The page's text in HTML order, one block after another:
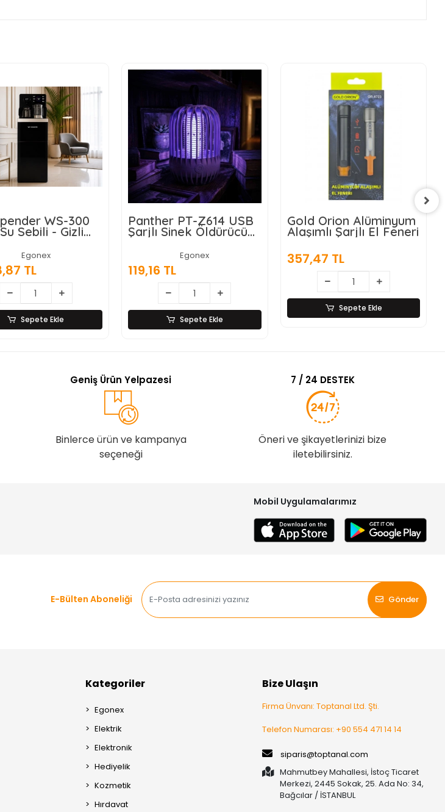
WS-300
Su Sebili - Gizli
Ekran
Egonex
TL
Sepete Ekle
Panther PT-Z614 USB
Şarjlı Sinek Öldürücü
Lamba
Egonex
119,16 TL
Sepete Ekle
Gold Orion Alüminyum
Alaşımlı Şarjlı El Feneri
357,47 TL
Sepete Ekle
Geniş Ürün Yelpazesi
Binlerce ürün ve kampanya
seçeneği
7 / 24 DESTEK
Öneri ve şikayetlerinizi bize
iletebilirsiniz.
Mobil Uygulamalarımız
E-Bülten Aboneliği
Gönder
Kategoriler
Egonex
Elektrik
Elektronik
Hediyelik
Kozmetik
Hırdavat
Bize Ulaşın
Firma Ünvanı: Toptanal Ltd. Şti.
Telefon Numarası: +90 554 471 14 14
siparis@toptanal.com
Mahmutbey Mahallesi, İstoç Ticaret
Merkezi, 2445 Sokak, 25. Ada No: 34,
Bağcılar / İSTANBUL